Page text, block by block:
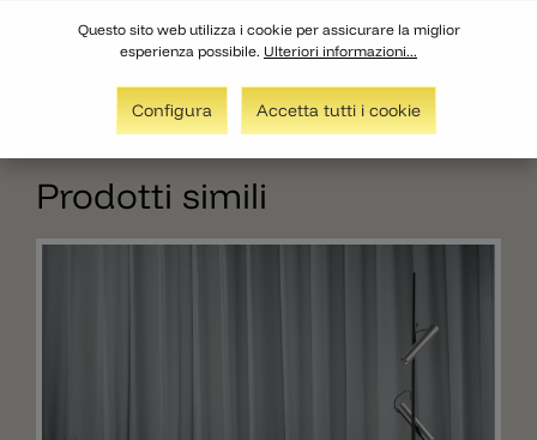
Prodotti simili
Questo sito web utilizza i cookie per assicurare la miglior
esperienza possibile. Ulteriori informazioni...
Configura Accetta tutti i cookie